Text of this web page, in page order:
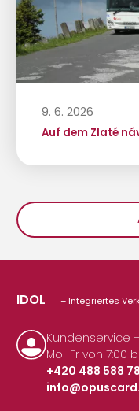
9. 6. 2026
Auf dem Zlaté
IDOL – Integriertes
Kundenservice
Mo–Fr von 7:00
+420 488 588
|